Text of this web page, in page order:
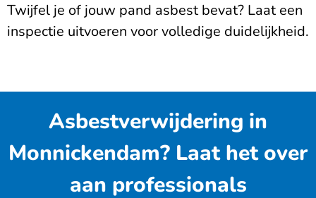
Twijfel je of jouw pand asbest bevat? Laat een
inspectie uitvoeren voor volledige duidelijkheid.
Asbestverwijdering in
Monnickendam? Laat het over
aan professionals